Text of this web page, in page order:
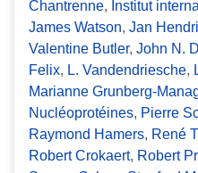
Chantrenne, Institut
James Watson, Jan
Valentine Butler, John N.
Felix, L. Vandendriesche,
Marianne Grunberg-
Nucléoprotéines, Pierre
Raymond Hamers, René
Robert Crokaert, Robert